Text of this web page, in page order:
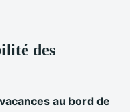
des
vacances au bord de